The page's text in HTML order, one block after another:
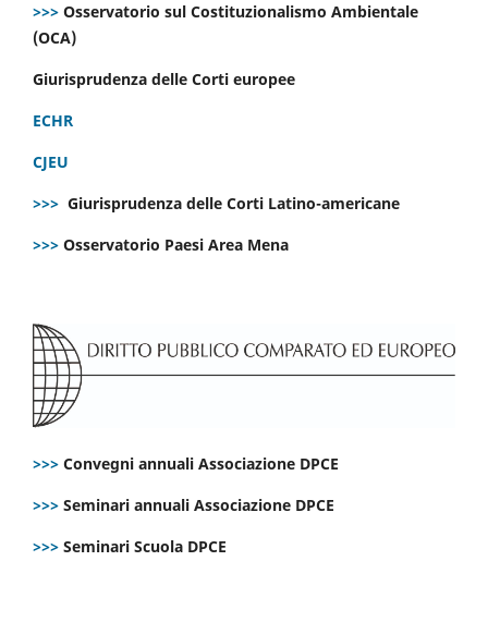
>>> Osservatorio sul Costituzionalismo Ambientale
(OCA)
Giurisprudenza delle Corti europee
ECHR
CJEU
>>> Giurisprudenza delle Corti Latino-americane
>>> Osservatorio Paesi Area Mena
>>> Convegni annuali Associazione DPCE
>>> Seminari annuali Associazione DPCE
>>> Seminari Scuola DPCE